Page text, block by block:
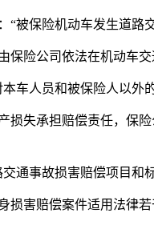
“被保险机动车发生道路
保险公司依法在机动车
车人员和被保险人以外
损失承担赔偿责任，保
通事故损害赔偿项目和
损害赔偿案件适用法律